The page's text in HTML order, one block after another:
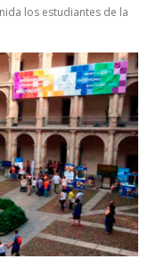
los estudiantes de la